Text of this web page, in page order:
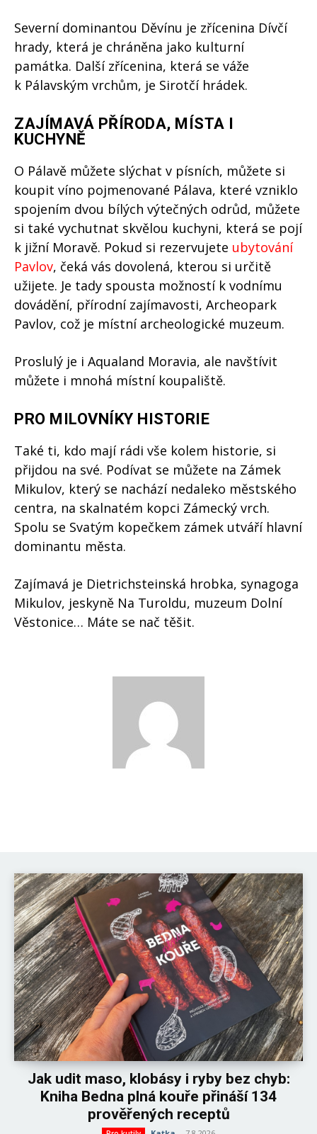
Severní dominantou Děvínu je zřícenina Dívčí
hrady, která je chráněna jako kulturní
památka. Další zřícenina, která se váže
k Pálavským vrchům, je Sirotčí hrádek.
ZAJÍMAVÁ PŘÍRODA, MÍSTA I
KUCHYNĚ
O Pálavě můžete slýchat v písních, můžete si
koupit víno pojmenované Pálava, které vzniklo
spojením dvou bílých výtečných odrůd, můžete
si také vychutnat skvělou kuchyni, která se pojí
k jižní Moravě. Pokud si rezervujete ubytování
Pavlov, čeká vás dovolená, kterou si určitě
užijete. Je tady spousta možností k vodnímu
dovádění, přírodní zajímavosti, Archeopark
Pavlov, což je místní archeologické muzeum.
Proslulý je i Aqualand Moravia, ale navštívit
můžete i mnohá místní koupaliště.
PRO MILOVNÍKY HISTORIE
Také ti, kdo mají rádi vše kolem historie, si
přijdou na své. Podívat se můžete na Zámek
Mikulov, který se nachází nedaleko městského
centra, na skalnatém kopci Zámecký vrch.
Spolu se Svatým kopečkem zámek utváří hlavní
dominantu města.
Zajímavá je Dietrichsteinská hrobka, synagoga
Mikulov, jeskyně Na Turoldu, muzeum Dolní
Věstonice… Máte se nač těšit.
Jak udit maso, klobásy i ryby bez chyb:
Kniha Bedna plná kouře přináší 134
prověřených receptů